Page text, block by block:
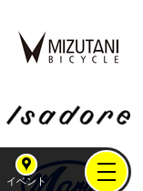
イベント